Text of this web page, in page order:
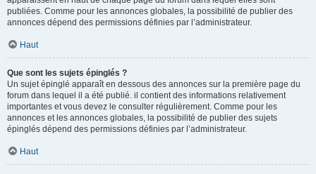
publiées. Comme pour les annonces globales, la possibilité de publier des
annonces dépend des permissions définies par l’administrateur.
Haut
Que sont les sujets épinglés ?
Un sujet épinglé apparaît en dessous des annonces sur la première page du
forum dans lequel il a été publié. il contient des informations relativement
importantes et vous devez le consulter régulièrement. Comme pour les
annonces et les annonces globales, la possibilité de publier des sujets
épinglés dépend des permissions définies par l’administrateur.
Haut